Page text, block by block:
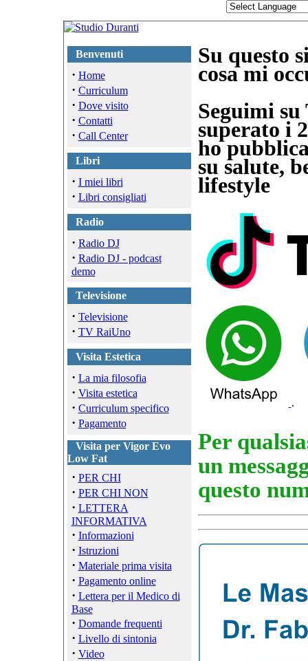
Benvenuti
· Home
· Curriculum
· Dove visito
· Contatti
· Call Center
Libri
· I miei libri
· Libri consigliati
Radio
· Radio DJ
· Radio DJ - podcast
demo
Televisione
· Televisione
· TV RaiUno
Visita Estetica
· La mia filosofia
· Visita estetica
· Curriculum specifico
· Pagamento
Visita per Vigor Evo
Low Fat
· PER CHI
· PER CHI NON
· LETTERA
INFORMATIVA
· Informazioni
· Istruzioni
· Materiale prima visita
· Pagamento online
· Lettera per il Medico di
Base
· Domande frequenti
· Livello di sintonia
· Video
Su questo
cosa mi
Seguimi
superato i
ho
su salute,
lifestyle
.
Per
un
questo